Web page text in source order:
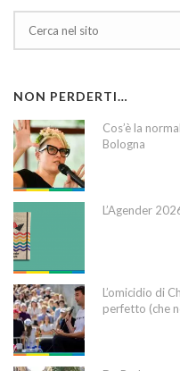
NON PERDERTI…
Cos’è la
Bologna
L’Agender
L’omicidio di
perfetto (che